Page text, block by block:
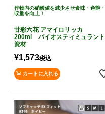
作物内の硝酸値を減少させ食味・色艶・
収量を向上！
甘彩六花 アマイロリッカ
200ml バイオスティミュラント
資材
¥1,573税込
カートに入れる